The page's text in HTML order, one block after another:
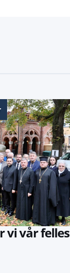
vi vår felles